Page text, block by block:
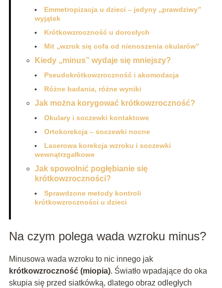
Emmetropizacja u dzieci – jedyny „prawdziwy”
wyjątek
Krótkowzroczność u dorosłych
Mit „wzrok się cofa od nienoszenia okularów”
Kiedy „minus” wydaje się mniejszy?
Pseudokrótkowzroczność i akomodacja
Różne badania, różne wyniki
Jak można korygować krótkowzroczność?
Okulary i soczewki kontaktowe
Ortokorekcja – soczewki nocne
Laserowa korekcja wzroku i soczewki
wewnątrzgałkowe
Jak spowolnić pogłębianie się
krótkowzroczności?
Sprawdzone metody kontroli
krótkowzroczności u dzieci
Na czym polega wada wzroku minus?
Minusowa wada wzroku to nic innego jak
krótkowzroczność (miopia). Światło wpadające do oka
skupia się przed siatkówką, dlatego obraz odległych